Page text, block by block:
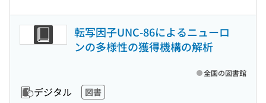
転写因子UNC-86によるニューロ
ンの多様性の獲得機構の解析
デジタル 図書
全国の図書館